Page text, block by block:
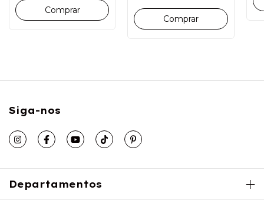
Comprar
Comprar
Siga-nos
Departamentos